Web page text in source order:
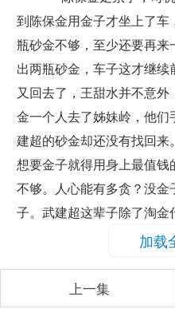
到陈保金用金子才坐上了车
瓶砂金不够，至少还要再来
出两瓶砂金，车子这才继续
又回去了，王甜水并不意
金一个人去了姊妹岭，他
建超的砂金却还没有找回来
想要金子就得用身上最值钱
不够。人心能有多贪？没
子。武建超这辈子除了淘
不能看着他们全死在姊妹
红的像血一样的湖，很渗人。
加载
上一集